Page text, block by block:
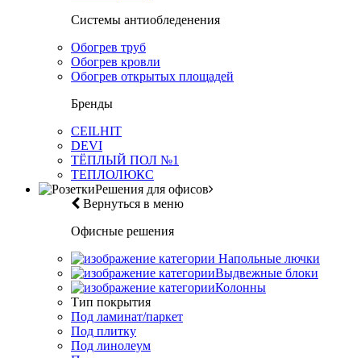
Системы антиобледенения
Обогрев труб
Обогрев кровли
Обогрев открытых площадей
Бренды
CEILHIT
DEVI
ТЁПЛЫЙ ПОЛ №1
ТЕПЛОЛЮКС
Решения для офисов
Вернуться в меню
Офисные решения
Напольные лючки
Выдвежные блоки
Колонны
Тип покрытия
Под ламинат/паркет
Под плитку
Под линолеум